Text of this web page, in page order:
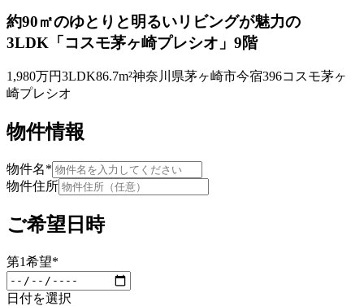
約90㎡のゆとりと明るいリビングが魅力の
3LDK「コスモ茅ヶ崎プレシオ」9階
1,980万円3LDK86.7m²神奈川県茅ヶ崎市今宿396コスモ茅ヶ
崎プレシオ
物件情報
物件名*
物件住所
ご希望日時
第1希望*
日付を選択